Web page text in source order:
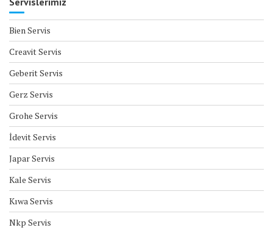
Bien Servis
Creavit Servis
Geberit Servis
Gerz Servis
Grohe Servis
İdevit Servis
Japar Servis
Kale Servis
Kıwa Servis
Nkp Servis